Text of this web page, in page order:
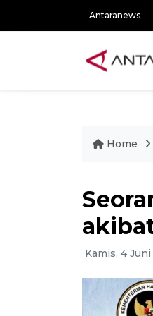
Antaranews
Home
Kamis, 4